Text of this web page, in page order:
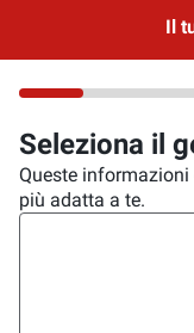
Il
Seleziona il
Queste
più adatta a te.